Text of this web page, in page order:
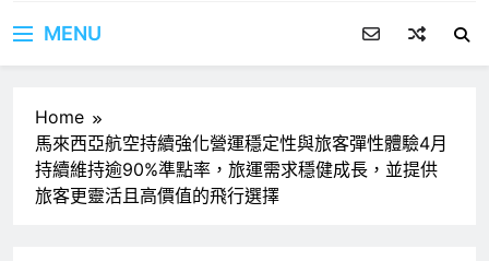
MENU
Home
馬來西亞航空持續強化營運穩定性與旅客彈性體驗4月
持續維持逾90%準點率，旅運需求穩健成長，並提供
旅客更靈活且高價值的飛行選擇